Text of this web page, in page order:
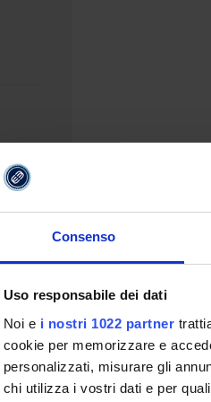
Consenso
Uso responsabile dei dati
Noi e i nostri 1022 partner
cookie per memorizzare e
personalizzati, misurare gli
chi utilizza i vostri dati e per